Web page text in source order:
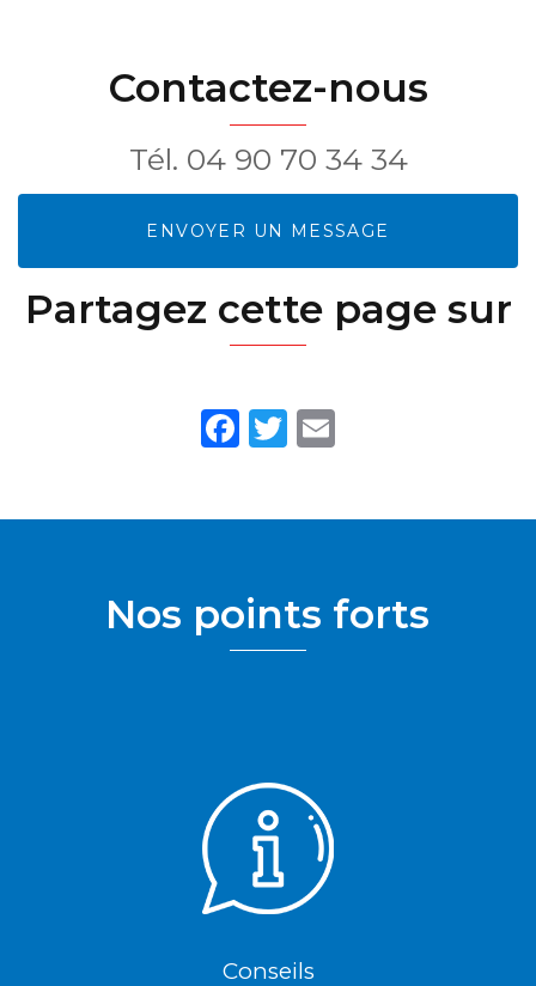
Contactez-nous
Tél. 04 90 70 34 34
ENVOYER UN MESSAGE
Partagez cette page sur
Facebook
Twitter
Nos points forts
Conseils